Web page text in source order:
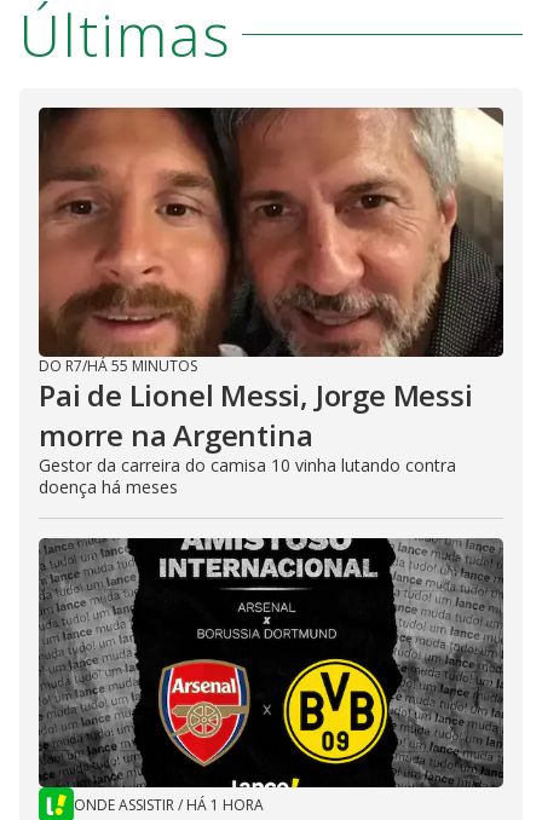
Últimas
DO R7/HÁ 55 MINUTOS
Pai de Lionel Messi, Jorge Messi
morre na Argentina
Gestor da carreira do camisa 10 vinha lutando contra
doença há meses
ONDE ASSISTIR/ HÁ 1 HORA